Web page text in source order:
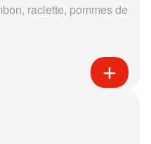
raclette, pommes de